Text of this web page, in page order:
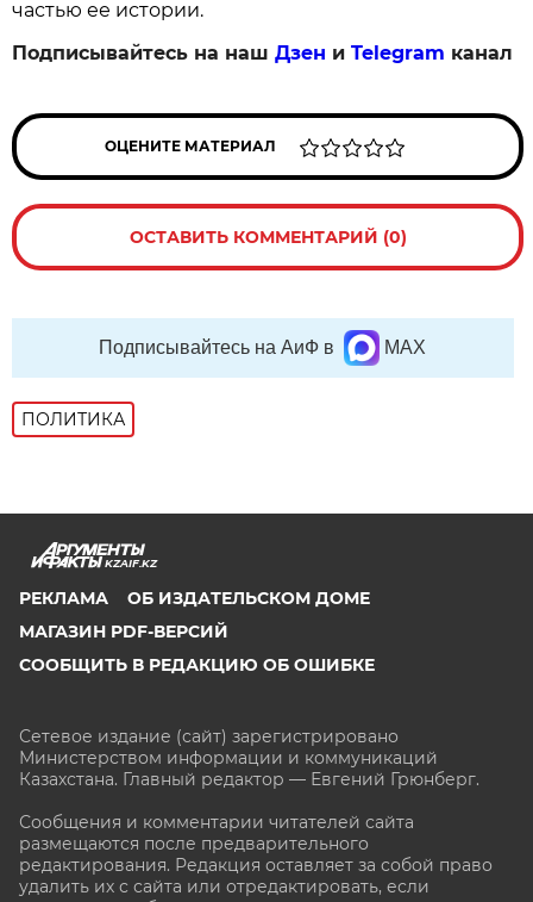
частью ее истории.
Подписывайтесь на нашДзен иTelegram канал
ОЦЕНИТЕ МАТЕРИАЛ
ОСТАВИТЬ КОММЕНТАРИЙ (0)
Подписывайтесь на АиФ в MAX
ПОЛИТИКА
KZAIF.KZ
РЕКЛАМА
ОБ ИЗДАТЕЛЬСКОМ ДОМЕ
МАГАЗИН PDF-ВЕРСИЙ
СООБЩИТЬ В РЕДАКЦИЮ ОБ ОШИБКЕ
Сетевое издание (сайт) зарегистрировано
Министерством информации и коммуникаций
Казахстана. Главный редактор — Евгений Грюнберг.
Сообщения и комментарии читателей сайта
размещаются после предварительного
редактирования. Редакция оставляет за собой право
удалить их с сайта или отредактировать, если